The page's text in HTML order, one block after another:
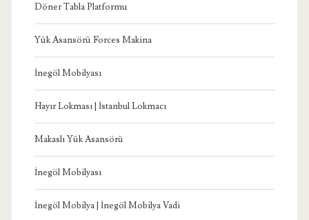
Döner Tabla Platformu
Yük Asansörü Forces Makina
İnegöl Mobilyası
Hayır Lokması | İstanbul Lokmacı
Makaslı Yük Asansörü
İnegöl Mobilyası
İnegöl Mobilya | İnegöl Mobilya Vadi